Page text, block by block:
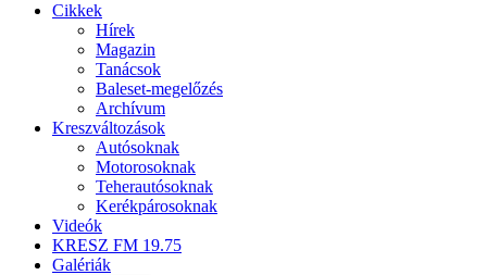
Cikkek
Hírek
Magazin
Tanácsok
Baleset-megelőzés
Archívum
Kreszváltozások
Autósoknak
Motorosoknak
Teherautósoknak
Kerékpárosoknak
Videók
KRESZ FM 19.75
Galériák